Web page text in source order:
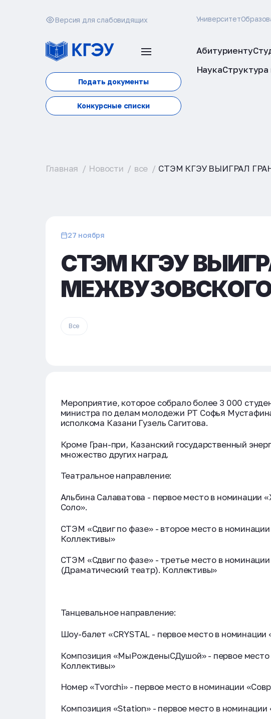
Версия для слабовидящих Университет
Подать документы
Конкурсные списки
Абитуриенту
НаукаСтруктура
Главная Новости все СТЭМ КГЭУ ВЫИГРАЛ
27 ноября
СТЭМ КГЭУ
Все
Мероприятие, которое собрало более 3 000
министра по делам молодежи РТ Софья
исполкома Казани Гузель Сагитова.
Кроме Гран-при, Казанский государственный
множество других наград.
Театральное направление:
Альбина Салаватова - первое место в номинации
Соло».
СТЭМ «Сдвиг по фазе» - второе место в
Коллективы»
СТЭМ «Сдвиг по фазе» - третье место в
(Драматический театр). Коллективы»
Танцевальное направление:
Шоу-балет «CRYSTAL - первое место в
Композиция «МыРожденыСДушой» - первое место
Коллективы»
Номер «Tvorchi» - первое место в номинации
Композиция «Station» - первое место в